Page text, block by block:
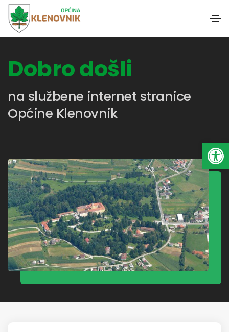
Open toolbar
Dobro došli
na službene internet stranice
Općine Klenovnik